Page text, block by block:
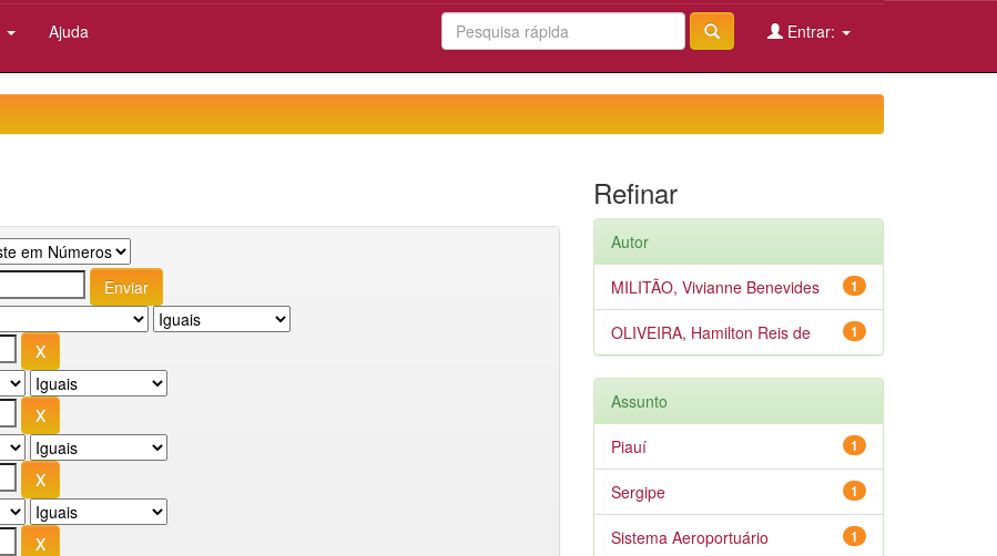
Ajuda Entrar:
Refinar
Autor
1
MILITÃO, Vivianne Benevides
1
OLIVEIRA, Hamilton Reis de
Assunto
1
Piauí
1
Sergipe
1
Sistema Aeroportuário